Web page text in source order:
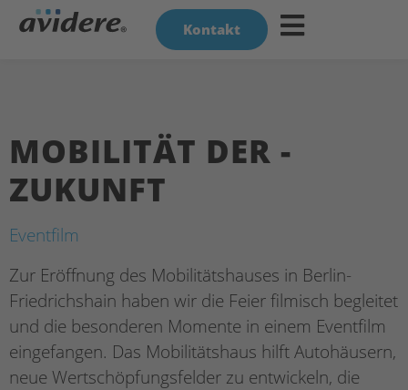
Kontakt
MOBILITÄT­ DER­ ­
ZUKUNFT
Eventfilm
Zur Eröffnung des Mobilitätshauses in Berlin-
Friedrichshain haben wir die Feier filmisch begleitet
und die besonderen Momente in einem Eventfilm
eingefangen. Das Mobilitätshaus hilft Autohäusern,
neue Wertschöpfungsfelder zu entwickeln, die